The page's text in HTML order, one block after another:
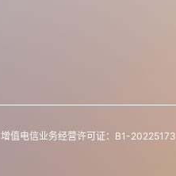
增值电信业务经营许可证：B1-20225173